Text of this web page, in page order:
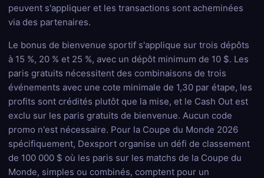
peuvent s'appliquer et les transactions sont acheminées
via des partenaires.
Le bonus de bienvenue sportif s'applique sur trois dépôts
à 15 %, 20 % et 25 %, avec un dépôt minimum de 10 $. Les
paris gratuits nécessitent des combinaisons de trois
événements avec une cote minimale de 1,30 par étape, les
profits sont crédités plutôt que la mise, et le Cash Out est
exclu sur les paris gratuits de bienvenue. Aucun code
promo n'est nécessaire. Pour la Coupe du Monde 2026
spécifiquement, Dexsport organise un défi de classement
de 100 000 $ où les paris sur les matchs de la Coupe du
Monde, simples ou combinés, comptent pour un